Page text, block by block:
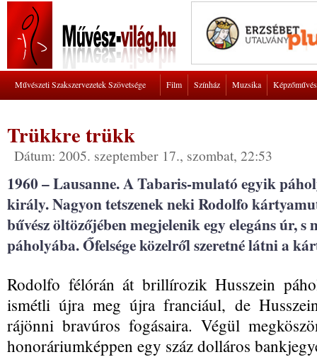
Művészeti Szakszervezetek Szövetsége Film Színház Muzsika
Trükkre trükk
Dátum: 2005. szeptember 17., szombat, 22:53
1960 – Lausanne. A Tabaris-mulató egyik
király. Nagyon tetszenek neki Rodolfo
bűvész öltözőjében megjelenik egy elegáns úr,
páholyába. Őfelsége közelről szeretné látni a
Rodolfo félórán át brillírozik Husszein
ismétli újra meg újra franciául, de
rájönni bravúros fogásaira. Végül
honoráriumképpen egy száz dolláros